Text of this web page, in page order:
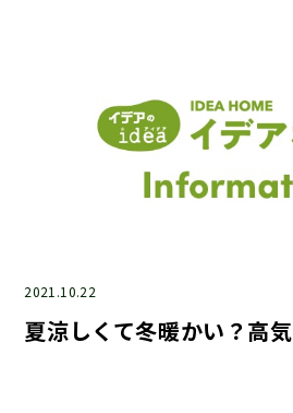
2021.10.22
夏涼しくて冬暖かい？高